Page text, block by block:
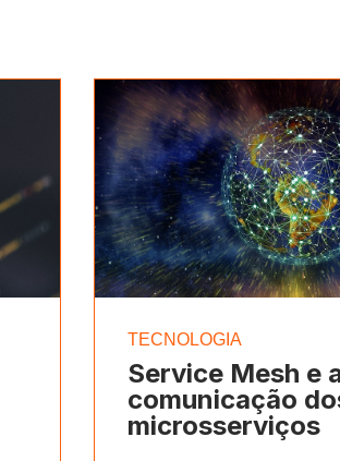
TECNOLOGIA
Service Mesh e
comunicação
microsserviços